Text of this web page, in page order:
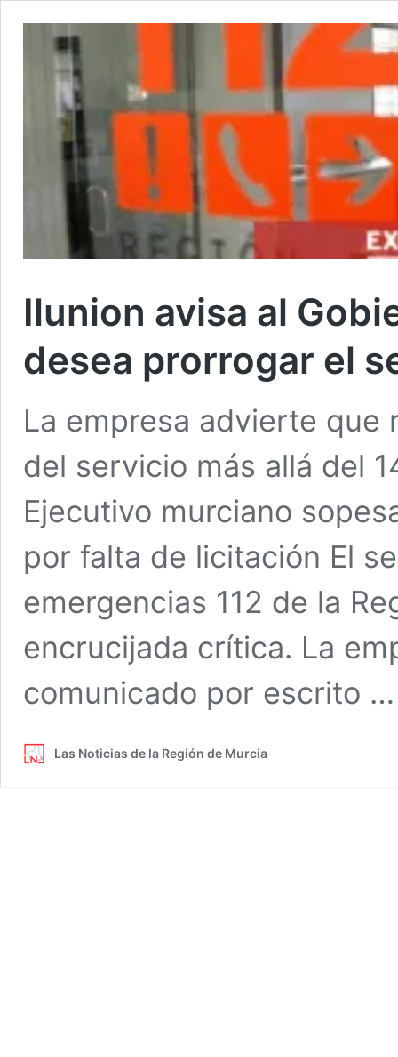
Ilunion avisa al
desea prorrogar el
La empresa advierte que
del servicio más allá del
Ejecutivo murciano
por falta de licitación El
emergencias 112 de la
encrucijada crítica. La
comunicado por escrito
Las Noticias de la Región de Murcia